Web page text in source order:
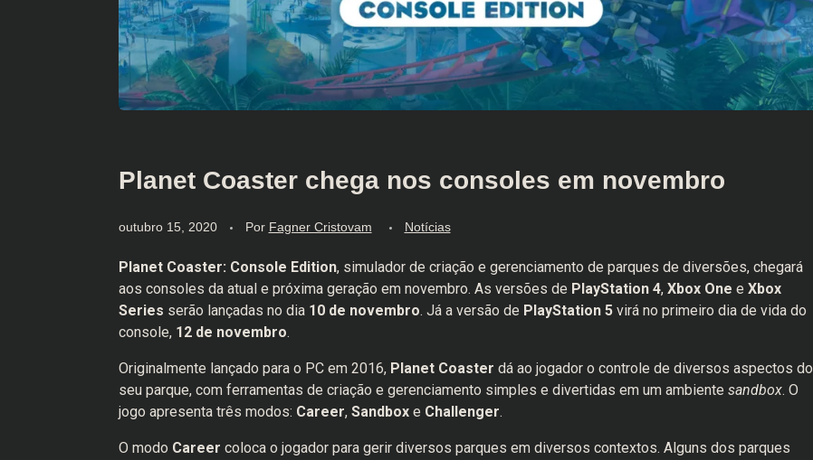
Planet Coaster chega nos consoles em novembro
outubro 15, 2020 Por Fagner Cristovam Notícias
Planet Coaster: Console Edition, simulador de criação e gerenciamento de parques de diversões, chegará
aos consoles da atual e próxima geração em novembro. As versões de PlayStation 4, Xbox One e Xbox
Series serão lançadas no dia 10 de novembro. Já a versão de PlayStation 5virá no primeiro dia de vida do
console, 12 de novembro.
Originalmente lançado para o PC em 2016, Planet Coaster dá ao jogador o controle de diversos aspectos do
seu parque, com ferramentas de criação e gerenciamento simples e divertidas em um ambiente sandbox. O
jogo apresenta três modos: Career, Sandboxe Challenger.
O modo Career coloca o jogador para gerir diversos parques em diversos contextos. Alguns dos parques